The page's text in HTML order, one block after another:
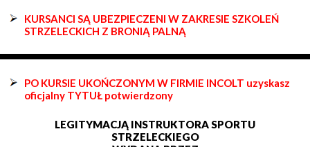
KURSANCI SĄ UBEZPIECZENI W ZAKRESIE SZKOLEŃ
STRZELECKICH Z BRONIĄ PALNĄ
PO KURSIE UKOŃCZONYM W FIRMIE INCOLT uzyskasz
oficjalny TYTUŁ potwierdzony
LEGITYMACJĄ INSTRUKTORA SPORTU
STRZELECKIEGO